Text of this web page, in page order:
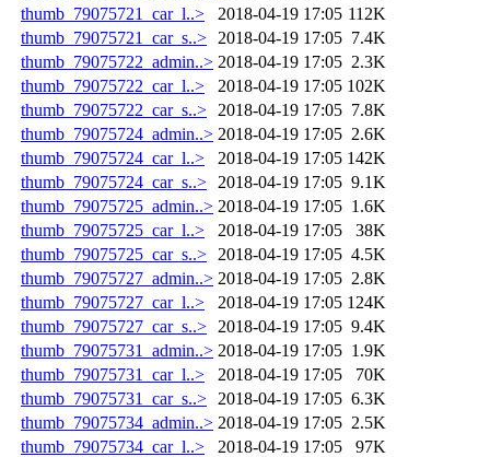
thumb_79075721_car_l..>
2018-04-19 17:05 112K
thumb_79075721_car_s..>
2018-04-19 17:05 7.4K
thumb_79075722_admin..> 2018-04-19 17:05 2.3K
thumb_79075722_car_l..>
2018-04-19 17:05 102K
thumb_79075722_car_s..>
2018-04-19 17:05 7.8K
thumb_79075724_admin..> 2018-04-19 17:05 2.6K
thumb_79075724_car_l..>
2018-04-19 17:05 142K
thumb_79075724_car_s..>
2018-04-19 17:05 9.1K
thumb_79075725_admin..> 2018-04-19 17:05 1.6K
thumb_79075725_car_l..>
2018-04-19 17:05
38K
thumb_79075725_car_s..>
2018-04-19 17:05 4.5K
thumb_79075727_admin..> 2018-04-19 17:05 2.8K
thumb_79075727_car_l..>
2018-04-19 17:05 124K
thumb_79075727_car_s..>
2018-04-19 17:05 9.4K
thumb_79075731_admin..> 2018-04-19 17:05 1.9K
thumb_79075731_car_l..>
2018-04-19 17:05
70K
thumb_79075731_car_s..>
2018-04-19 17:05 6.3K
thumb_79075734_admin..> 2018-04-19 17:05 2.5K
thumb_79075734_car_l..>
2018-04-19 17:05
97K